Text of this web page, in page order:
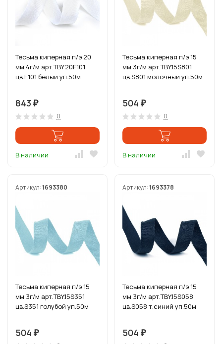
Тесьма киперная п/э 20
мм 4г/м арт.TBY.20F101
цв.F101 белый уп.50м
843 ₽
0
В наличии
Тесьма киперная п/э 15
мм 3г/м арт.TBY.15S801
цв.S801 молочный уп.50м
504 ₽
0
В наличии
Артикул:1693380
Тесьма киперная п/э 15
мм 3г/м арт.TBY.15S351
цв.S351 голубой уп.50м
504 ₽
Артикул:1693378
Тесьма киперная п/э 15
мм 3г/м арт.TBY.15S058
цв.S058 т.синий уп.50м
504 ₽